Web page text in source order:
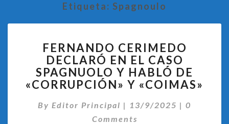
Etiqueta: Spagnoulo
CERIMEDO
DECLARÓ
EN
EL
SPAGNUOLO
Y
FERNANDO CERIMEDO
DECLARÓ EN EL CASO
SPAGNUOLO Y HABLÓ DE
«CORRUPCIÓN» Y «COIMAS»
By Editor Principal | 13/9/2025 | 0
Comments